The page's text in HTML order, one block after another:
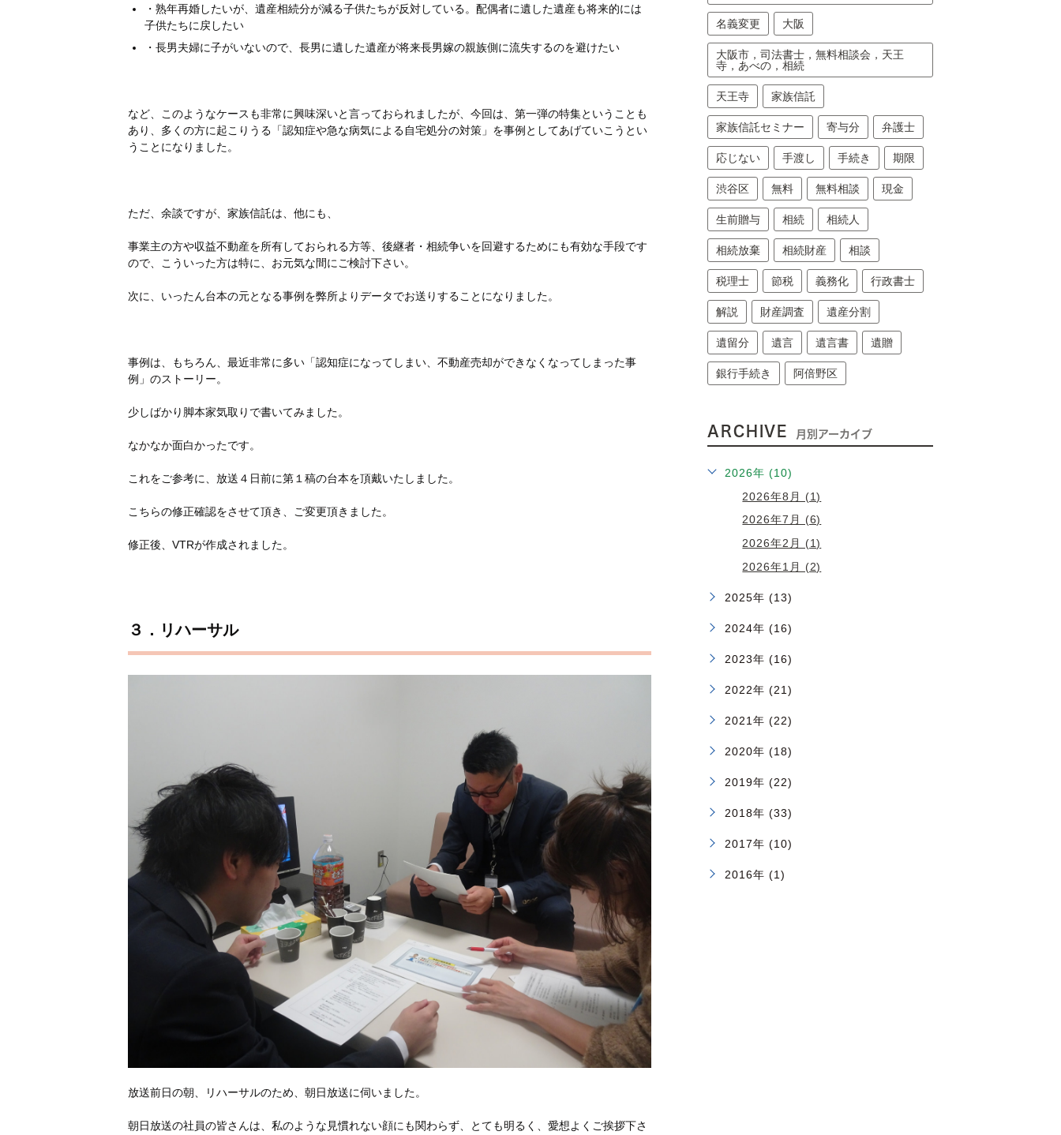
・熟年再婚したいが、遺産相続分が減る子供たちが反対している。配偶者に遺した遺産も将来的には
子供たちに戻したい
・長男夫婦に子がいないので、長男に遺した遺産が将来長男嫁の親族側に流失するのを避けたい
など、このようなケースも非常に興味深いと言っておられましたが、今回は、第一弾の特集ということも
あり、多くの方に起こりうる「認知症や急な病気による自宅処分の対策」を事例としてあげていこうとい
うことになりました。
ただ、余談ですが、家族信託は、他にも、
事業主の方や収益不動産を所有しておられる方等、後継者・相続争いを回避するためにも有効な手段です
ので、こういった方は特に、お元気な間にご検討下さい。
次に、いったん台本の元となる事例を弊所よりデータでお送りすることになりました。
事例は、もちろん、最近非常に多い「認知症になってしまい、不動産売却ができなくなってしまった事
例」のストーリー。
少しばかり脚本家気取りで書いてみました。
なかなか面白かったです。
これをご参考に、放送４日前に第１稿の台本を頂戴いたしました。
こちらの修正確認をさせて頂き、ご変更頂きました。
修正後、VTRが作成されました。
３．リハーサル
放送前日の朝、リハーサルのため、朝日放送に伺いました。
朝日放送の社員の皆さんは、私のような見慣れない顔にも関わらず、とても明るく、愛想よくご挨拶下さ
名義変更 大阪
大阪市，司法書士，無料相談会，天王
寺，あべの，相続
天王寺 家族信託
家族信託セミナー 寄与分 弁護士
応じない 手渡し 手続き 期限
渋谷区 無料 無料相談 現金
生前贈与 相続 相続人
相続放棄 相続財産 相談
税理士 節税 義務化 行政書士
解説 財産調査 遺産分割
遺留分 遺言 遺言書 遺贈
銀行手続き 阿倍野区
ARCHIVE 月別アーカイブ
2026年 (10)
2026年8月 (1)
2026年7月 (6)
2026年2月 (1)
2026年1月 (2)
2025年 (13)
2024年 (16)
2023年 (16)
2022年 (21)
2021年 (22)
2020年 (18)
2019年 (22)
2018年 (33)
2017年 (10)
2016年 (1)